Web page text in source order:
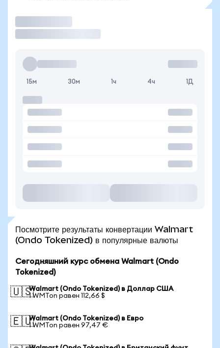
15м 30м 1ч 4ч 1Д
Посмотрите результаты конвертации Walmart
(Ondo Tokenized) в популярные валюты
Сегодняшний курс обмена Walmart (Ondo
Tokenized)
🇺🇸Walmart (Ondo Tokenized) в Доллар США
1 WMTon равен 112,66 $
🇪🇺Walmart (Ondo Tokenized) в Евро
1 WMTon равен 97,47 €